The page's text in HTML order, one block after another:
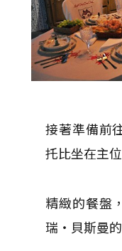
接著準備前
托比坐在主
精緻的餐盤
瑞‧貝斯曼的